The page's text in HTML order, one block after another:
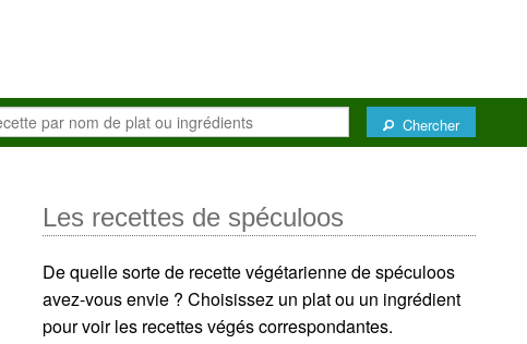
Chercher
Les recettes de spéculoos
De quelle sorte de recette végétarienne de spéculoos
avez-vous envie ? Choisissez un plat ou un ingrédient
pour voir les recettes végés correspondantes.